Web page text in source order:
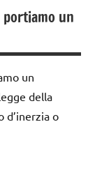
un
un
della
d’inerzia o